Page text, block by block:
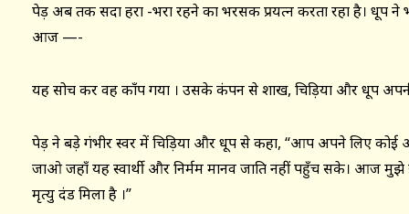
पेड़ अब तक सदा हरा -भरा रहने का भरसक प्रयत्न करता रहा है। धूप ने
आज —-
यह सोच कर वह काँप गया । उसके कंपन से शाख, चिड़िया और धूप
पेड़ ने बड़े गंभीर स्वर में चिड़िया और धूप से कहा, “आप अपने लिए कोई
जाओ जहाँ यह स्वार्थी और निर्मम मानव जाति नहीं पहुँच सके। आज
मृत्यु दंड मिला है ।”